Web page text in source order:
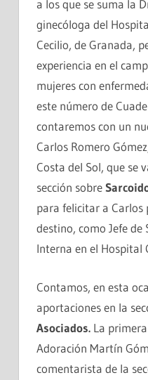
a los que se suma la
ginecóloga del
Cecilio, de Granada,
experiencia en el
mujeres con
este número de
contaremos con un
Carlos Romero
Costa del Sol, que se
sección sobre
para felicitar a Carlos
destino, como Jefe de
Interna en el Hospital
Contamos, en esta
aportaciones en la
Asociados. La
Adoración Martín
comentarista de la